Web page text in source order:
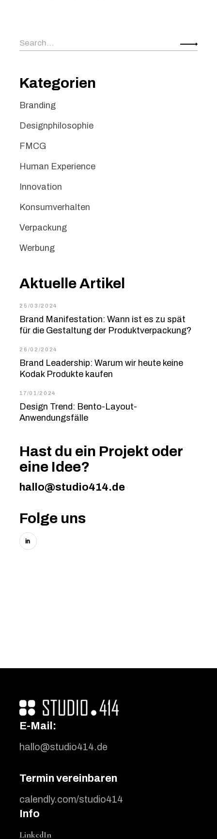
Search
for:
Kategorien
Branding
Designphilosophie
FMCG
Human Experience
Innovation
Konsumverhalten
Verpackung
Werbung
Aktuelle Artikel
25/03/2024
Brand Manifestation: Wann ist es zu spät
für die Gestaltung der Produktverpackung?
26/02/2024
Brand Leadership: Warum wir heute keine
Kodak Produkte kaufen
17/01/2024
Design Trend: Bento-Layout-
Anwendungsfälle
Hast du ein Projekt oder
eine Idee?
hallo@studio414.de
Folge uns
E-Mail:
hallo@studio414.de
Termin vereinbaren
calendly.com/studio414
Info
LinkedIn